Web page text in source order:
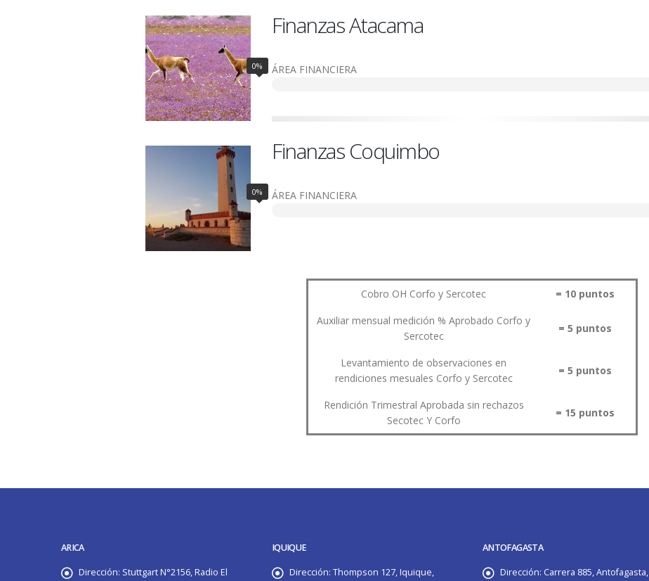
Finanzas Atacama
ÁREA FINANCIERA
0%
Finanzas Coquimbo
ÁREA FINANCIERA
0%
Cobro OH Corfo y Sercotec
= 10 puntos
Auxiliar mensual medición % Aprobado Corfo y
Sercotec
= 5 puntos
Levantamiento de observaciones en
rendiciones mesuales Corfo y Sercotec
= 5 puntos
Rendición Trimestral Aprobada sin rechazos
Secotec Y Corfo
= 15 puntos
ARICA
Dirección: Stuttgart N°2156, Radio El
IQUIQUE
Dirección: Thompson 127, Iquique,
ANTOFAGASTA
Dirección: Carrera 885, Antofagasta,